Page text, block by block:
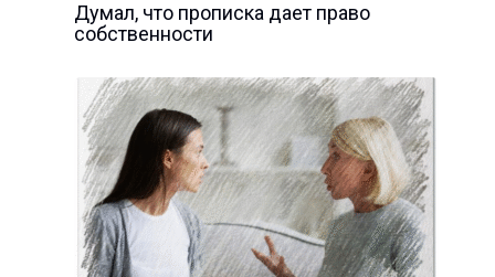
Думал, что прописка дает право
собственности